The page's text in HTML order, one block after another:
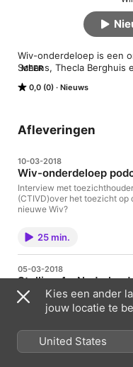
0,0 (0) Nieuws
Wiv-onderdeloep is een
Schans, Thecla Berghuis
nieuwe Wet inlichtingen
MEER
Afleveringen
10-03-2018
Wiv-onderdeloep
Interview met
(CTIVD)over het toezicht op
nieuwe Wiv?
25 min.
05-03-2018
Stelling 4 -
wedijveren voor een
Wiv-onderdeloep-debat in
Wil van der Schans. Panel: Paul Abels (ISGA), Pieter Bindt
(MIVD), Jelle van Buuren
Quirine Eijkman (College
29 min.
Kies een ander
jouw locatie te
United States